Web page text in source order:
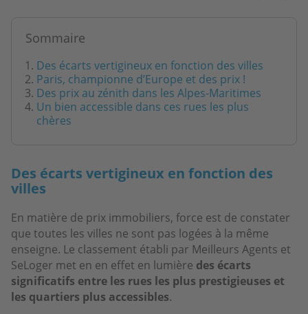
Sommaire
Des écarts vertigineux en fonction des villes
Paris, championne d’Europe et des prix !
Des prix au zénith dans les Alpes-Maritimes
Un bien accessible dans ces rues les plus
chères
Des écarts vertigineux en fonction des
villes
En matière de prix immobiliers, force est de constater
que toutes les villes ne sont pas logées à la même
enseigne. Le classement établi par Meilleurs Agents et
SeLoger met en en effet en lumière des écarts
significatifs entre les rues les plus prestigieuses et
les quartiers plus accessibles.